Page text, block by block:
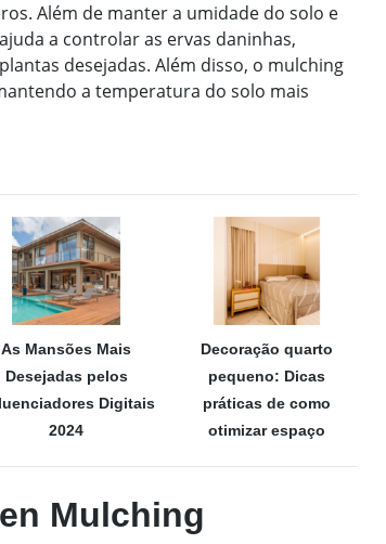
Além de manter a umidade do solo e
a controlar as ervas daninhas,
desejadas. Além disso, o mulching
a temperatura do solo mais
As Mansões Mais
Desejadas pelos
Digitais
2024
Decoração quarto
pequeno: Dicas
práticas de como
otimizar espaço
Mulching